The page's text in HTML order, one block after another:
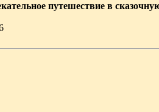
путешествие в